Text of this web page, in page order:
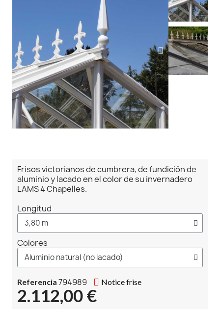
Frisos victorianos de cumbrera, de fundición de
aluminio y lacado en el color de su invernadero
LAMS 4 Chapelles.
Longitud
Colores
Referencia 794989 Notice frise
2.112,00 €